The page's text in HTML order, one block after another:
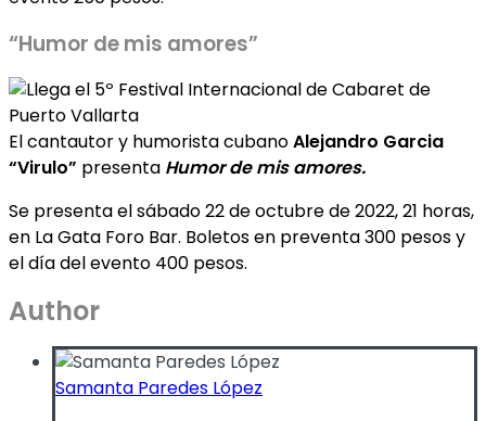
“Humor de mis amores”
El cantautor y humorista cubanoAlejandro Garcia
“Virulo” presenta Humor de mis amores.
Se presenta el sábado 22 de octubre de 2022, 21 horas,
en La Gata Foro Bar. Boletos en preventa 300 pesos y
el día del evento 400 pesos.
Author
Samanta Paredes López